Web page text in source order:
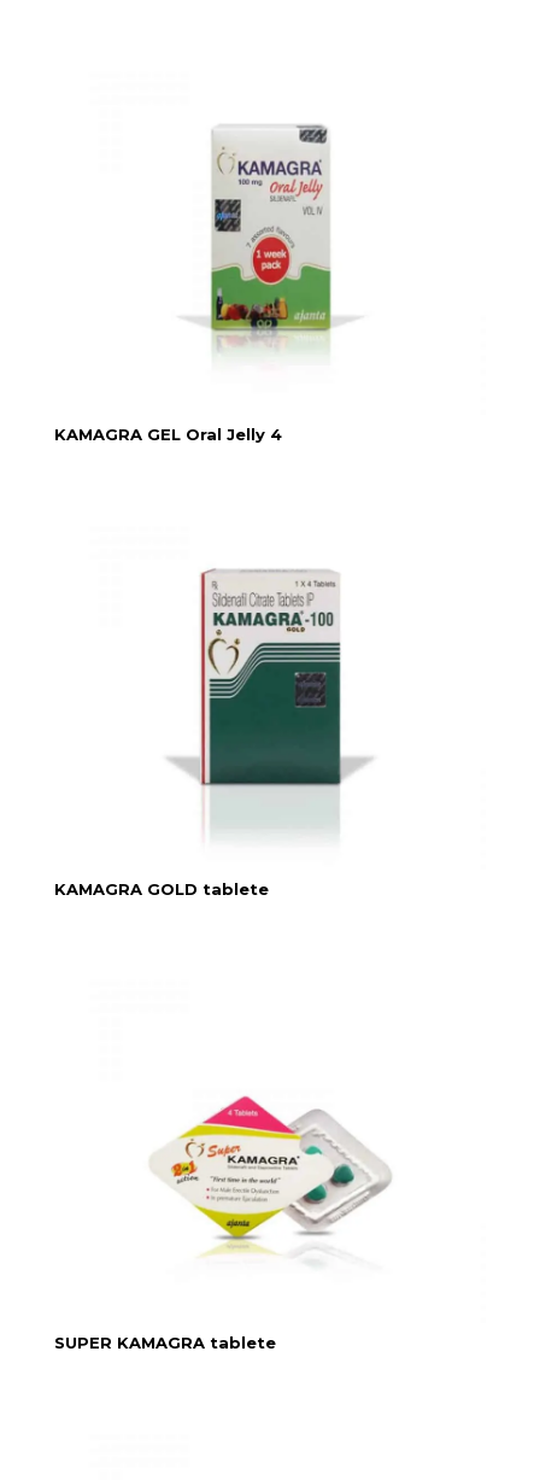
KAMAGRA GEL Oral Jelly 4
KAMAGRA GOLD tablete
SUPER KAMAGRA tablete